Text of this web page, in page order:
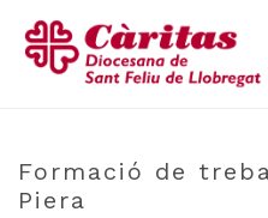
Formació de
Piera